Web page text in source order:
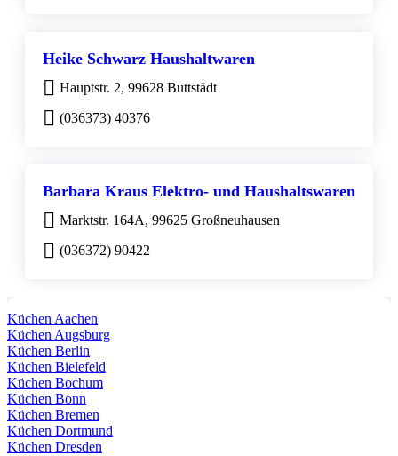
Heike Schwarz Haushaltwaren
Hauptstr. 2, 99628 Buttstädt
(036373) 40376
Barbara Kraus Elektro- und Haushaltswaren
Marktstr. 164A, 99625 Großneuhausen
(036372) 90422
Küchen Aachen
Küchen Augsburg
Küchen Berlin
Küchen Bielefeld
Küchen Bochum
Küchen Bonn
Küchen Bremen
Küchen Dortmund
Küchen Dresden